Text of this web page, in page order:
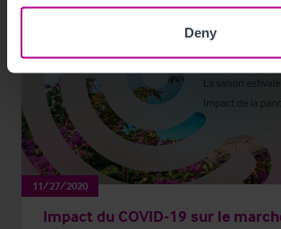
Deny
11/27/2020
Impact du COVID-19 sur le